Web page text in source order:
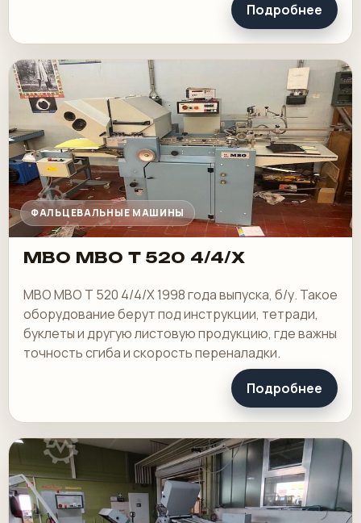
Подробнее
ФАЛЬЦЕВАЛЬНЫЕ МАШИНЫ
MBO MBO T 520 4/4/X
MBO MBO T 520 4/4/X 1998 года выпуска, б/у. Такое
оборудование берут под инструкции, тетради,
буклеты и другую листовую продукцию, где важны
точность сгиба и скорость переналадки.
Подробнее